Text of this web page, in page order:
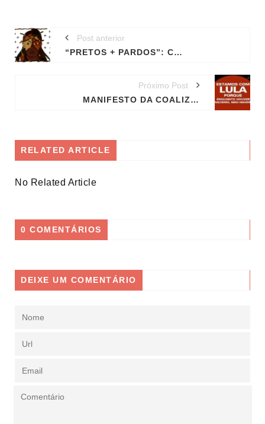
Post anterior
“PRETOS + PARDOS”: CLASSIFICAÇÕES RACIAIS, MOVIMENTOS NEGROS E INSTITUCIONALIZAÇÃO SIMBÓLICA
Próximo Post
MANIFESTO DA COALIZÃO NEGRA POR DIREITOS EM APOIO A LULA, EM DEFESA DA DEMOCRACIA NO BRASIL
RELATED ARTICLE
No Related Article
0 COMENTÁRIOS
DEIXE UM COMENTÁRIO